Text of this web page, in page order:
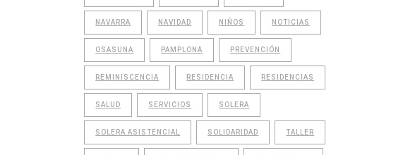
NAVARRA NAVIDAD NIÑOS NOTICIAS
OSASUNA PAMPLONA PREVENCIÓN
REMINISCENCIA RESIDENCIA RESIDENCIAS
SALUD SERVICIOS SOLERA
SOLERA ASISTENCIAL SOLIDARIDAD TALLER